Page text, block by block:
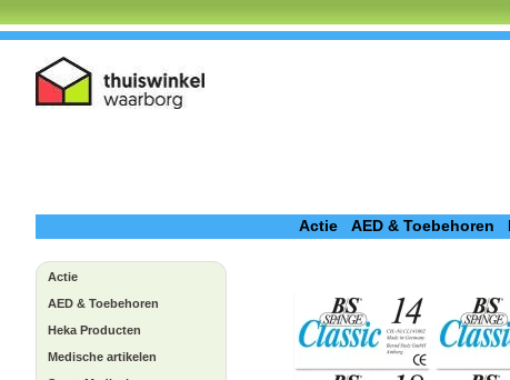
Actie AED & Toebehoren
Actie
AED & Toebehoren
Heka Producten
Medische artikelen